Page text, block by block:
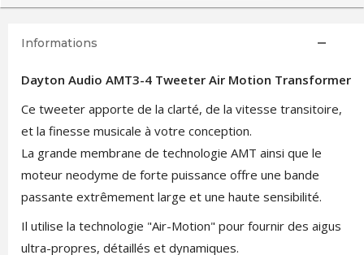
Informations
Dayton Audio AMT3-4 Tweeter Air Motion Transformer
Ce tweeter apporte de la clarté, de la vitesse transitoire,
et la finesse musicale à votre conception.
La grande membrane de technologie AMT ainsi que le
moteur neodyme de forte puissance offre une bande
passante extrêmement large et une haute sensibilité.
Il utilise la technologie "Air-Motion" pour fournir des aigus
ultra-propres, détaillés et dynamiques.